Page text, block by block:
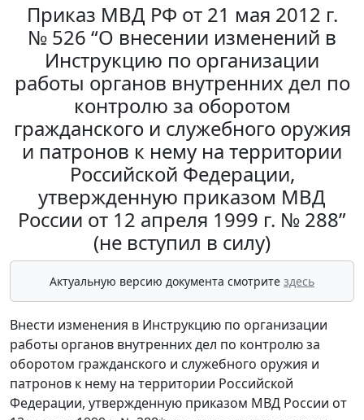
Приказ МВД РФ от 21 мая 2012 г.
№ 526 “О внесении изменений в
Инструкцию по организации
работы органов внутренних дел по
контролю за оборотом
гражданского и служебного оружия
и патронов к нему на территории
Российской Федерации,
утвержденную приказом МВД
России от 12 апреля 1999 г. № 288”
(не вступил в силу)
Актуальную версию документа смотрите здесь
Внести изменения в Инструкцию по организации
работы органов внутренних дел по контролю за
оборотом гражданского и служебного оружия и
патронов к нему на территории Российской
Федерации, утвержденную приказом МВД России от